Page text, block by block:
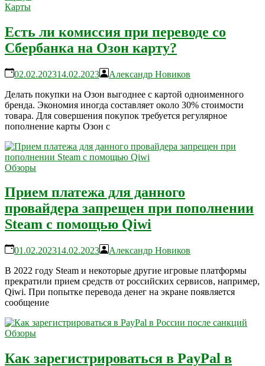
Карты
Есть ли комиссия при переводе со
Сбербанка на Озон карту?
02.02.202314.02.2023
Александр Новиков
Делать покупки на Озон выгоднее с картой одноименного
бренда. Экономия иногда составляет около 30% стоимости
товара. Для совершения покупок требуется регулярное
пополнение карты Озон с
Обзоры
Прием платежа для данного
провайдера запрещен при пополнении
Steam с помощью Qiwi
01.02.202314.02.2023
Александр Новиков
В 2022 году Steam и некоторые другие игровые платформы
прекратили прием средств от российских сервисов, например,
Qiwi. При попытке перевода денег на экране появляется
сообщение
Обзоры
Как зарегистрироваться в PayPal в